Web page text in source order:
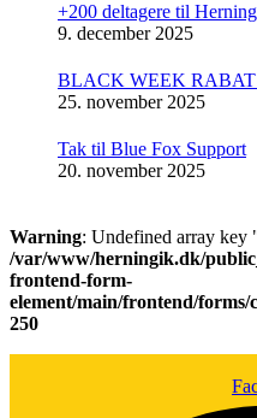
+200 deltagere til
9. december 2025
BLACK WEEK
25. november 2025
Tak til Blue Fox Support
20. november 2025
Warning: Undefined array key
/var/www/herningik.dk/
frontend-form-
element/main/frontend/forms/
250